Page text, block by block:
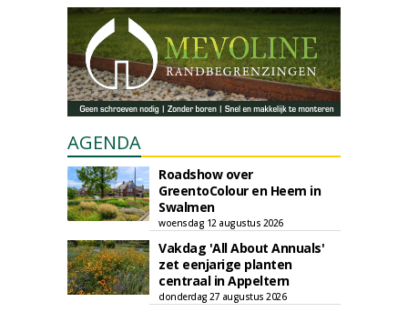
AGENDA
Roadshow over
GreentoColour en Heem in
Swalmen
woensdag 12 augustus 2026
Vakdag 'All About Annuals'
zet eenjarige planten
centraal in Appeltern
donderdag 27 augustus 2026